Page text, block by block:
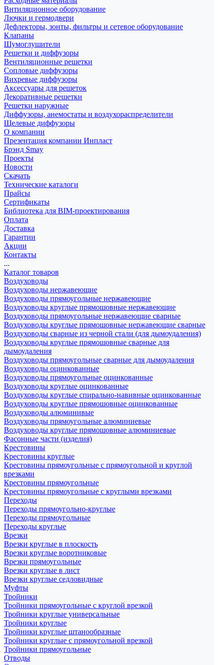
Внтиляционное оборудование
Лючки и гермодвери
Дефлекторы, зонты, фильтры и сетевое оборудование
Клапаны
Шумоглушители
Решетки и диффузоры
Вентиляционные решетки
Сопловые диффузоры
Вихревые диффузоры
Аксессуары для решеток
Декоративные решетки
Решетки наружные
Диффузоры, анемостаты и воздухораспределители
Щелевые диффузоры
О компании
Презентация компании Инпласт
Брэнд Smay
Проекты
Новости
Скачать
Технические каталоги
Прайсы
Сертификаты
Библиотека для BIM-проектирования
Оплата
Доставка
Гарантии
Акции
Контакты
...
Каталог товаров
Воздуховоды
Воздуховоды нержавеющие
Воздуховоды прямоугольные нержавеющие
Воздуховоды круглые прямошовные нержавеющие
Воздуховоды прямоугольные нержавеющие сварные
Воздуховоды круглые прямошовные нержавеющие сварные
Воздуховоды сварные из черной стали (для дымоудаления)
Воздуховоды круглые прямошовные сварные для
дымоудаления
Воздуховоды прямоугольные сварные для дымоудаления
Воздуховоды оцинкованные
Воздуховоды прямоугольные оцинкованные
Воздуховоды круглые оцинкованные
Воздуховоды круглые спирально-навивные оцинкованные
Воздуховоды круглые прямошовные оцинкованные
Воздуховоды алюминивые
Воздуховоды прямоугольные алюминиевые
Воздуховоды круглые прямошовные алюминиевые
Фасонные части (изделия)
Крестовины
Крестовины круглые
Крестовины прямоугольные с прямоугольной и круглой
врезками
Крестовины прямоугольные
Крестовины прямоугольные с круглыми врезками
Переходы
Переходы прямоугольно-круглые
Переходы прямоугольные
Переходы круглые
Врезки
Врезки круглые в плоскость
Врезки круглые воротниковые
Врезки прямоугольные
Врезки круглые в лист
Врезки круглые седловидные
Муфты
Тройники
Тройники прямоугольные с круглой врезкой
Тройники круглые универсальные
Тройники круглые
Тройники круглые штанообразные
Тройники круглые с прямоугольной врезкой
Тройники прямоугольные
Отводы